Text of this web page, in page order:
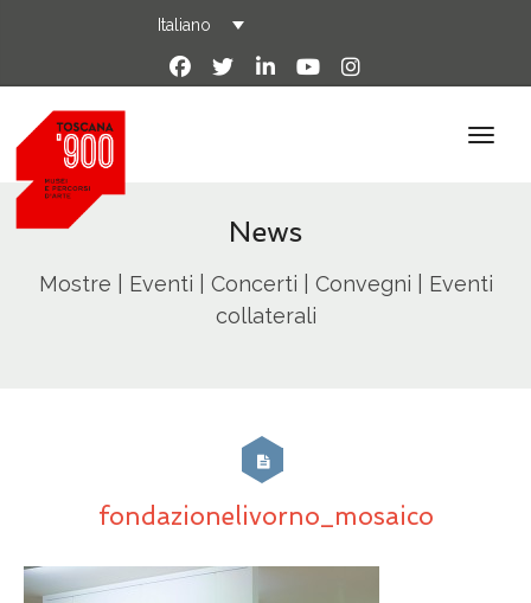
Italiano
News
Mostre | Eventi | Concerti | Convegni | Eventi
collaterali
fondazionelivorno_mosaico